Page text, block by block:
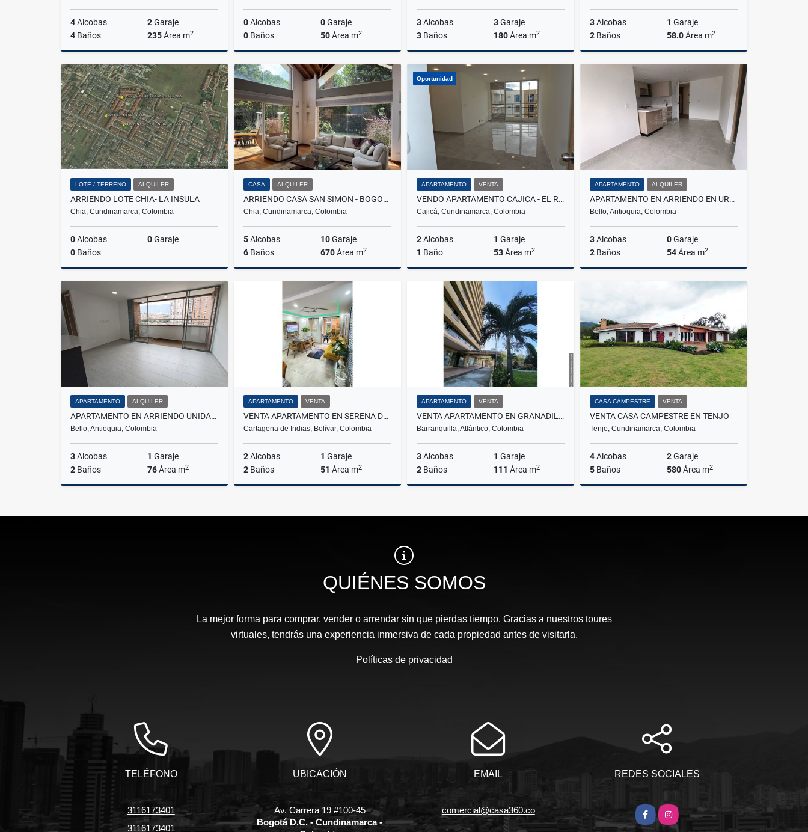
4Alcobas 2Garaje
4 Baños 235Área m2
Alquiler
$3.000.000
0Alcobas 0Garaje
0 Baños 50Área m2
Alquiler
$1.100.000
3Alcobas 3Garaje
3 Baños 180Área m2
$530.000.000
3Alcobas 1 Garaje
2 Baños 58.0Área m2
$248.000.000
LOTE / TERRENO ALQUILER
ARRIENDO LOTE CHIA- LA INSULA
Chia, Cundinamarca, Colombia
0Alcobas 0Garaje
0 Baños
Alquiler
$18.000.000
CASA ALQUILER
ARRIENDO CASA SAN SIMON - BOGOTA
Chia, Cundinamarca, Colombia
5Alcobas 10Garaje
6 Baños 670Área m2
$18.000.000
Oportunidad
APARTAMENTO VENTA
VENDO APARTAMENTO CAJICA - EL ROCIO
Cajicá, Cundinamarca, Colombia
2Alcobas 1 Garaje
1 Baño 53Área m2
$350.000.000
APARTAMENTO ALQUILER
APARTAMENTO EN ARRIENDO EN URBANIZACIÓN SENDERO SILVESTRE
Bello, Antioquia, Colombia
3Alcobas 0Garaje
2 Baños 54Área m2
Alquiler
APARTAMENTO ALQUILER
APARTAMENTO EN ARRIENDO UNIDAD DISTRITO PLAZA, BELLO
Bello, Antioquia, Colombia
3Alcobas 1 Garaje
2 Baños 76Área m2
$2.800.000
APARTAMENTO VENTA
VENTA APARTAMENTO EN SERENA DEL MAR
Cartagena de Indias, Bolívar, Colombia
2Alcobas 1 Garaje
2 Baños 51 Área m2
$420.000.000
APARTAMENTO VENTA
VENTA APARTAMENTO EN GRANADILLO BARRANQUILLA
Barranquilla, Atlántico, Colombia
3Alcobas 1 Garaje
2 Baños 111 Área m2
$400.000.000
CASA CAMPESTRE VENTA
VENTA CASA CAMPESTRE EN TENJO
Tenjo, Cundinamarca, Colombia
4Alcobas 2Garaje
5 Baños 580Área m2
$2.200.000.000
QUIÉNES SOMOS
La mejor forma para comprar, vender o arrendar sin que pierdas tiempo. Gracias a nuestros toures
virtuales, tendrás una experiencia inmersiva de cada propiedad antes de visitarla.
Políticas de privacidad
TELÉFONO
3116173401
3116173401
UBICACIÓN
Av. Carrera 19 #100-45
Bogotá D.C. - Cundinamarca -
EMAIL
comercial@casa360.co
REDES SOCIALES
FacebookInstagram